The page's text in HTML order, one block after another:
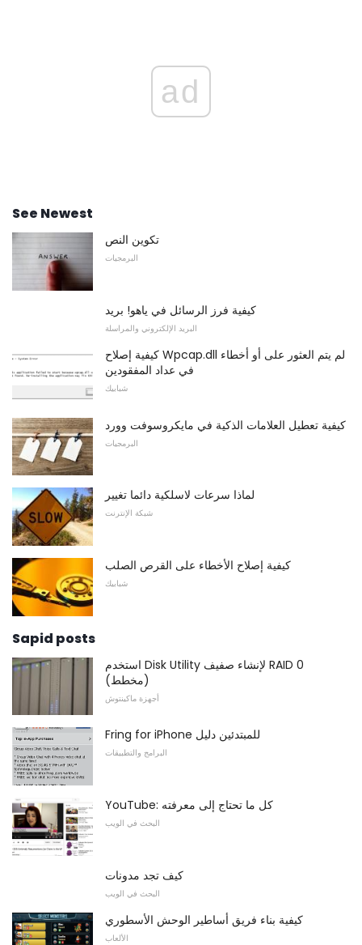
ad
See Newest
تكوين النص
البرمجيات
كيفية فرز الرسائل في ياهو! بريد
البريد الإلكتروني والمراسلة
كيفية إصلاح Wpcap.dll لم يتم العثور على أو أخطاء
في عداد المفقودين
شبابيك
كيفية تعطيل العلامات الذكية في مايكروسوفت وورد
البرمجيات
لماذا سرعات لاسلكية دائما تغيير
شبكة الإنترنت
كيفية إصلاح الأخطاء على القرص الصلب
شبابيك
Sapid posts
استخدم Disk Utility لإنشاء صفيف RAID 0
(مخطط)
أجهزة ماكينتوش
Fring for iPhone للمبتدئين دليل
البرامج والتطبيقات
YouTube: كل ما تحتاج إلى معرفته
البحث في الويب
كيف تجد مدونات
البحث في الويب
كيفية بناء فريق أساطير الوحش الأسطوري
الألعاب